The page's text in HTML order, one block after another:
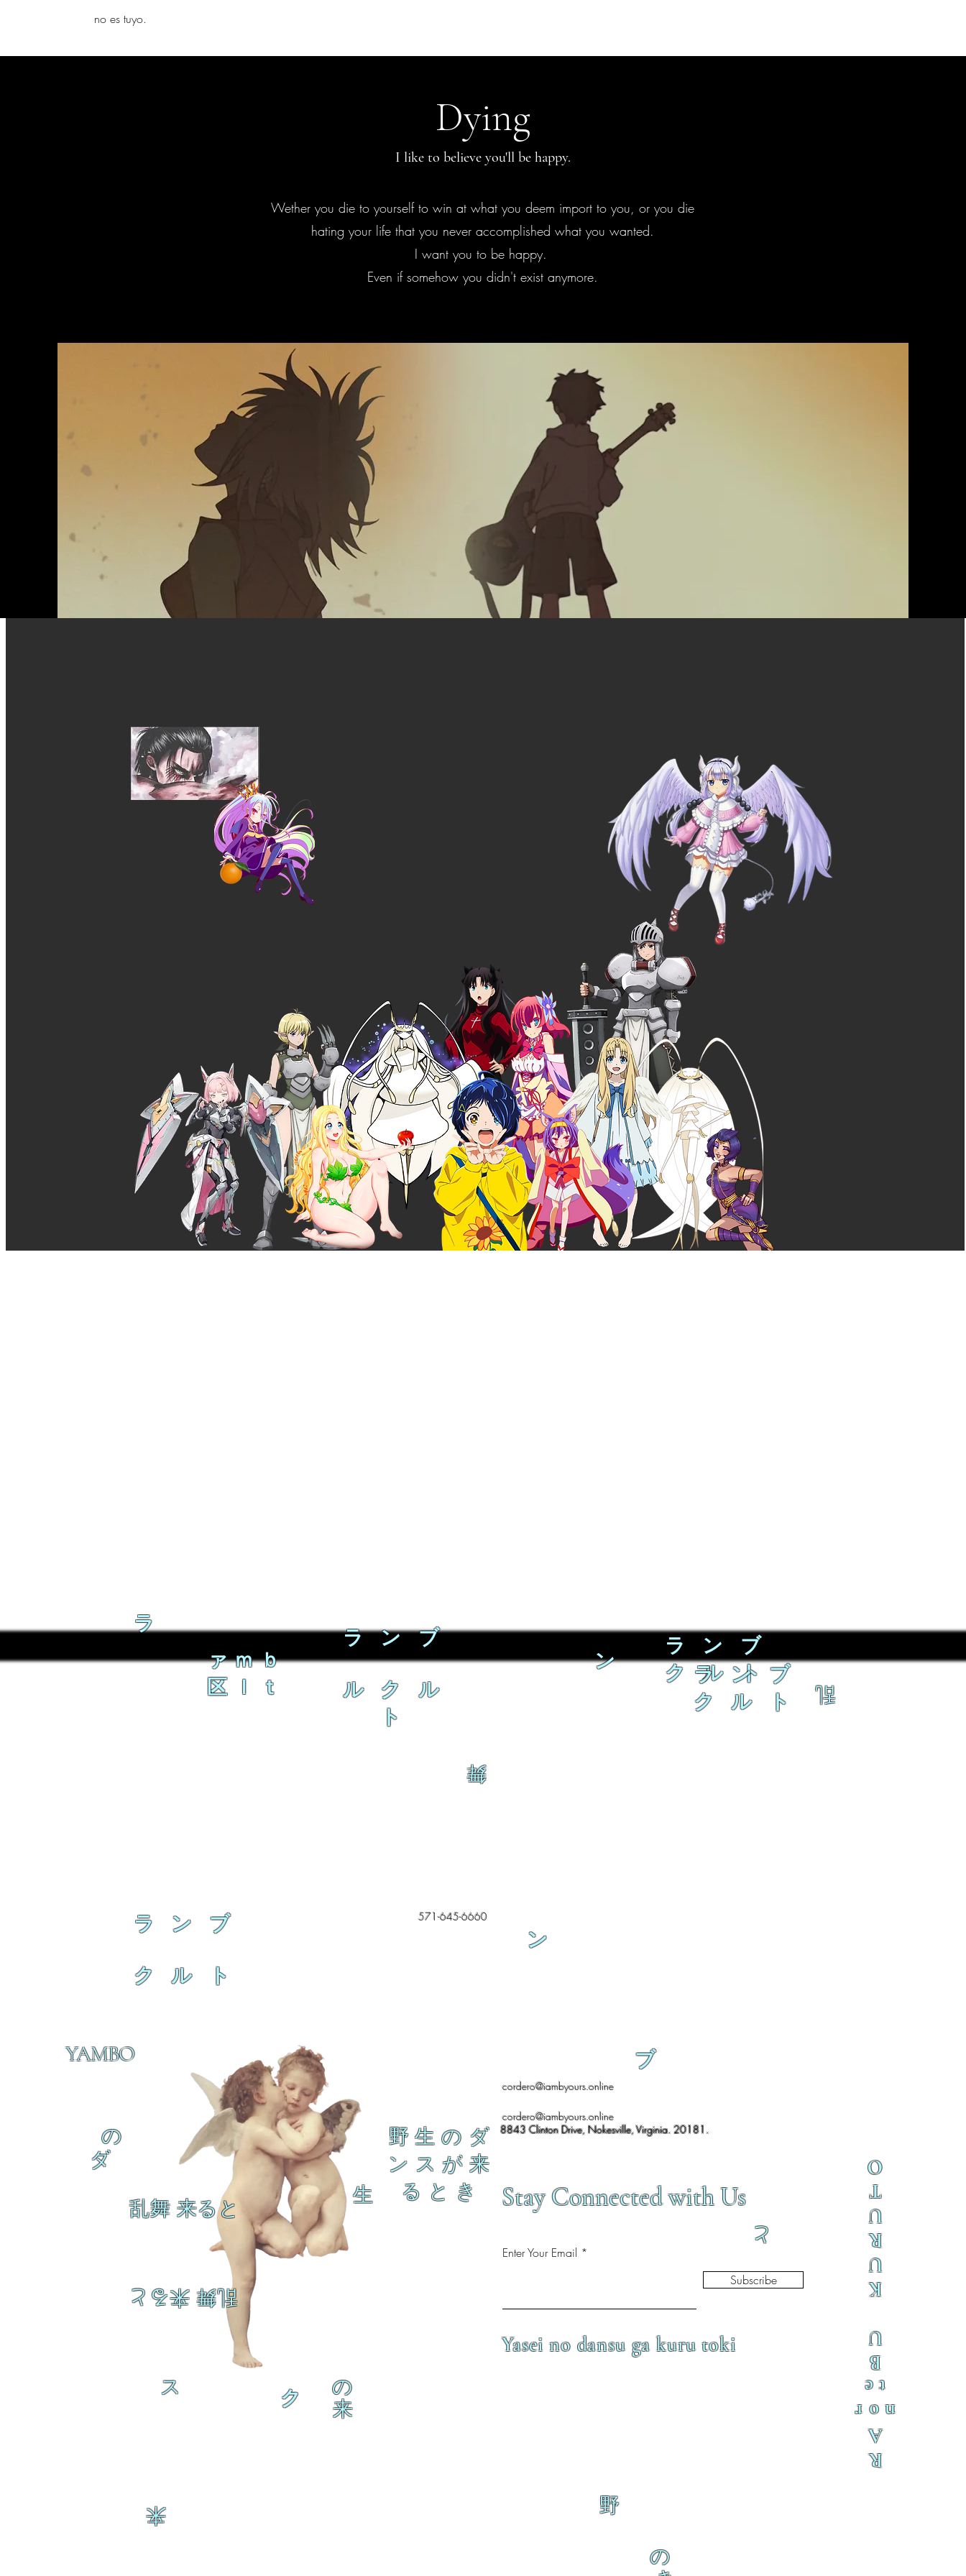
no es tuyo.
Dying
I like to believe you'll be happy.
Wether you die to yourself to win at what you deem import to you, or you die
hating your life that you never accomplished what you wanted.
I want you to be happy.
Even if somehow you didn't exist anymore.
ラ
ァｍｂ
区ｌｔ
ラ ン ブ
ル ク ル
ト
舞
ン
ラ ン ブ
ク ル ト
ラ ン ブ
ク ル ト
乱
YAMBO
乱舞 来ると
乱舞 来ると
ク
生
の
ダ
ス
の
来
来
ブ
cordero@iambyours.online
cordero@iambyours.online
野 生 の ダ
ン ス が 来
る と き
8843 Clinton Drive, Nokesville, Virginia. 20181.
Stay Connected with Us
Enter Your Email
と
Subscribe
Yasei no dansu ga kuru toki
R
A
nor
te
B
U
K
U
R
U
T
O
野
の
ラ ン ブ
ク ル ト
ン
571-645-6660